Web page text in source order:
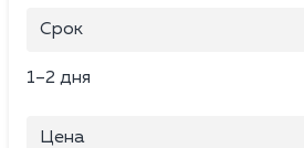
Срок
1–2 дня
Цена